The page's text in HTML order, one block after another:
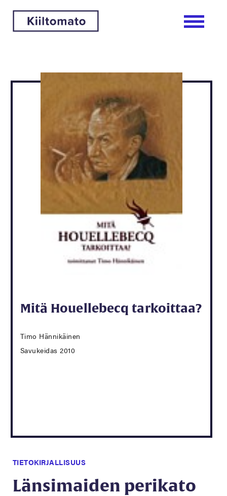
Mitä Houellebecq tarkoittaa?
Timo Hännikäinen
Savukeidas 2010
TIETOKIRJALLISUUS
Länsimaiden perikato